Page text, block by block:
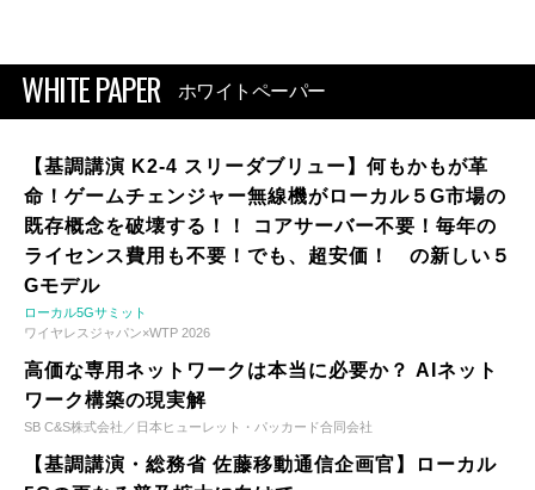
WHITE PAPER ホワイトペーパー
【基調講演 K2-4 スリーダブリュー】何もかもが革
命！ゲームチェンジャー無線機がローカル５G市場の
既存概念を破壊する！！ コアサーバー不要！毎年の
ライセンス費用も不要！でも、超安価！ の新しい５
Gモデル
ローカル5Gサミット
ワイヤレスジャパン×WTP 2026
高価な専用ネットワークは本当に必要か？ AIネット
ワーク構築の現実解
SB C&S株式会社／日本ヒューレット・パッカード合同会社
【基調講演・総務省 佐藤移動通信企画官】ローカル